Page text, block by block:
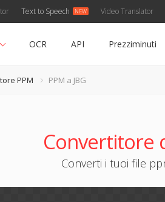
Text to Speech Video Translator
OCR API Prezziminuti
PPM PPM a JBG
Convertitore
Converti i tuoi file